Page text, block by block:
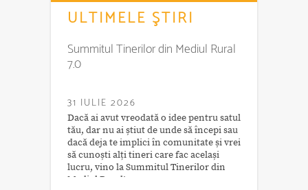
ULTIMELE ŞTIRI
Summitul Tinerilor din Mediul Rural
7.0
31 IULIE 2026
Dacă ai avut vreodată o idee pentru satul
tău, dar nu ai știut de unde să începi sau
dacă deja te implici în comunitate și vrei
să cunoști alți tineri care fac același
lucru, vino la Summitul Tinerilor din
Mediul Rural!